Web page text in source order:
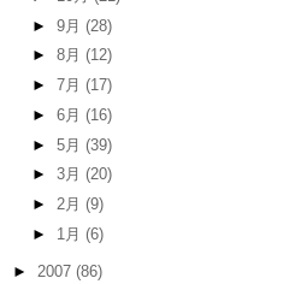
► 9月 (28)
► 8月 (12)
► 7月 (17)
► 6月 (16)
► 5月 (39)
► 3月 (20)
► 2月 (9)
► 1月 (6)
► 2007 (86)